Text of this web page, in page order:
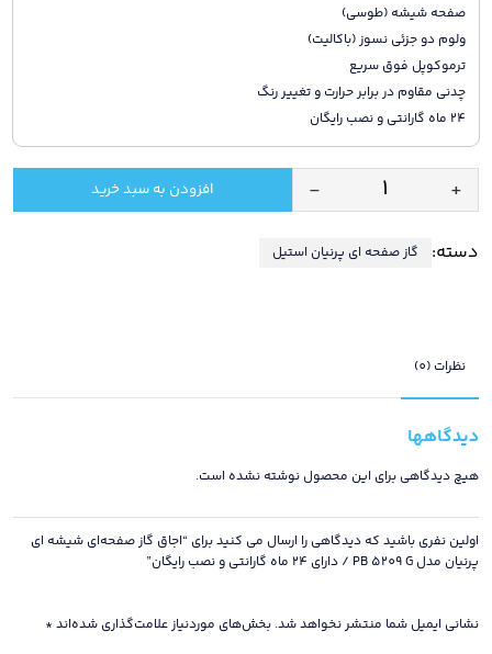
صفحه شیشه (طوسی)
ولوم دو جزئی نسوز (باکالیت)
ترموکوپل فوق سریع
چدنی مقاوم در برابر حرارت و تغییر رنگ
24 ماه گارانتی و نصب رایگان
اجاق
صفحه‌ای
مدل
PB
5209
G
/
24
ماه
نصب
+
- افزودن به سبد خرید
دسته: گاز صفحه ای پرنیان استیل
نظرات (0)
دیدگاهها
هیچ دیدگاهی برای این محصول نوشته نشده است.
اولین نفری باشید که دیدگاهی را ارسال می کنید برای “اجاق گاز صفحه‌ای شیشه ای
پرنیان مدل PB 5209 G / دارای 24 ماه گارانتی و نصب رایگان”
نشانی ایمیل شما منتشر نخواهد شد. بخش‌های موردنیاز علامت‌گذاری شده‌اند *